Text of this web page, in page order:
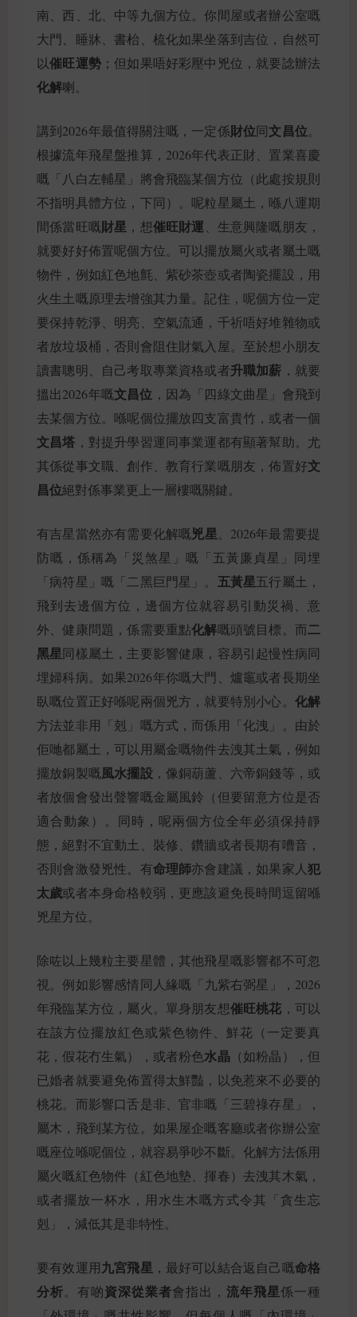
南、西、北、中等九個方位。你間屋或者辦公室嘅
大門、睡牀、書枱、梳化如果坐落到吉位，自然可
以催旺運勢；但如果唔好彩壓中兇位，就要諗辦法
化解喇。
講到2026年最值得關注嘅，一定係財位同文昌位。
根據流年飛星盤推算，2026年代表正財、置業喜慶
嘅「八白左輔星」將會飛臨某個方位（此處按規則
不指明具體方位，下同）。呢粒星屬土，喺八運期
間係當旺嘅財星 ，想催旺財運 、生意興隆嘅朋友，
就要好好佈置呢個方位。可以擺放屬火或者屬土嘅
物件，例如紅色地氈、紫砂茶壺或者陶瓷擺設，用
火生土嘅原理去增強其力量。記住，呢個方位一定
要保持乾淨、明亮、空氣流通，千祈唔好堆雜物或
者放垃圾桶，否則會阻住財氣入屋。至於想小朋友
讀書聰明、自己考取專業資格或者升職加薪 ，就要
搵出2026年嘅文昌位 ，因為「四綠文曲星」會飛到
去某個方位。喺呢個位擺放四支富貴竹，或者一個
文昌塔 ，對提升學習運同事業運都有顯著幫助。尤
其係從事文職、創作、教育行業嘅朋友，佈置好文
昌位絕對係事業更上一層樓嘅關鍵。
有吉星當然亦有需要化解嘅兇星。2026年最需要提
防嘅，係稱為「災煞星」嘅「五黃廉貞星」同埋
「病符星」嘅「二黑巨門星」。 五黃星五行屬土，
飛到去邊個方位，邊個方位就容易引動災禍、意
外、健康問題，係需要重點化解嘅頭號目標。而二
黑星同樣屬土，主要影響健康，容易引起慢性病同
埋婦科病。如果2026年你嘅大門、爐竈或者長期坐
臥嘅位置正好喺呢兩個兇方，就要特別小心。 化解
方法並非用「剋」嘅方式，而係用「化洩」。由於
佢哋都屬土，可以用屬金嘅物件去洩其土氣，例如
擺放銅製嘅風水擺設，像銅葫蘆、六帝銅錢等，或
者放個會發出聲響嘅金屬風鈴（但要留意方位是否
適合動象）。同時，呢兩個方位全年必須保持靜
態，絕對不宜動土、裝修、鑽牆或者長期有嘈音，
否則會激發兇性。有命理師亦會建議，如果家人犯
太歲或者本身命格較弱，更應該避免長時間逗留喺
兇星方位。
除咗以上幾粒主要星體，其他飛星嘅影響都不可忽
視。例如影響感情同人緣嘅「九紫右弼星」，2026
年飛臨某方位，屬火。單身朋友想催旺桃花 ，可以
在該方位擺放紅色或紫色物件、鮮花（一定要真
花，假花冇生氣），或者粉色水晶（如粉晶），但
已婚者就要避免佈置得太鮮豔，以免惹來不必要的
桃花。而影響口舌是非、官非嘅「三碧祿存星」，
屬木，飛到某方位。如果屋企嘅客廳或者你辦公室
嘅座位喺呢個位，就容易爭吵不斷。化解方法係用
屬火嘅紅色物件（紅色地墊、揮春）去洩其木氣，
或者擺放一杯水，用水生木嘅方式令其「貪生忘
剋」，減低其是非特性。
要有效運用九宮飛星 ，最好可以結合返自己嘅命格
分析。有啲資深從業者會指出， 流年飛星係一種